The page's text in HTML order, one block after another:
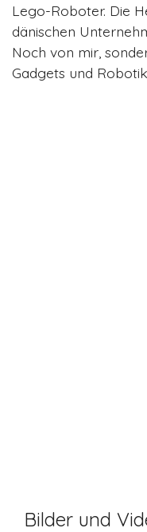
Lego-Roboter. Die
dänischen
Noch von mir,
Gadgets und
Bilder und